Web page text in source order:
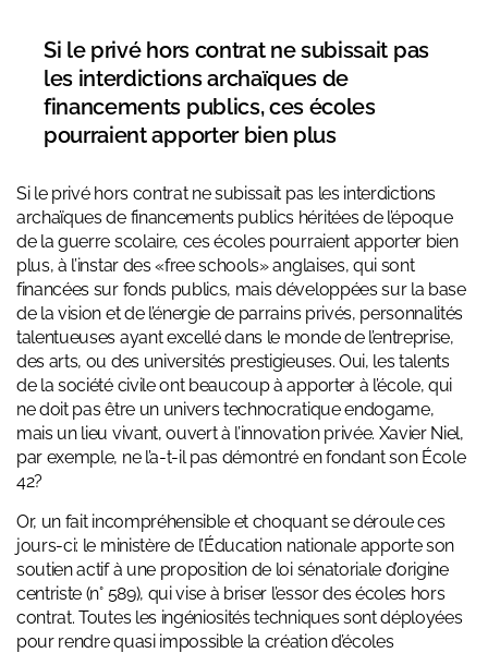
Si le privé hors contrat ne subissait pas
les interdictions archaïques de
financements publics, ces écoles
pourraient apporter bien plus
Si le privé hors contrat ne subissait pas les interdictions
archaïques de financements publics héritées de l’époque
de la guerre scolaire, ces écoles pourraient apporter bien
plus, à l’instar des «free schools» anglaises, qui sont
financées sur fonds publics, mais développées sur la base
de la vision et de l’énergie de parrains privés, personnalités
talentueuses ayant excellé dans le monde de l’entreprise,
des arts, ou des universités prestigieuses. Oui, les talents
de la société civile ont beaucoup à apporter à l’école, qui
ne doit pas être un univers technocratique endogame,
mais un lieu vivant, ouvert à l’innovation privée. Xavier Niel,
par exemple, ne l’a-t-il pas démontré en fondant son École
42?
Or, un fait incompréhensible et choquant se déroule ces
jours-ci: le ministère de l’Éducation nationale apporte son
soutien actif à une proposition de loi sénatoriale d’origine
centriste (n° 589), qui vise à briser l’essor des écoles hors
contrat. Toutes les ingéniosités techniques sont déployées
pour rendre quasi impossible la création d’écoles